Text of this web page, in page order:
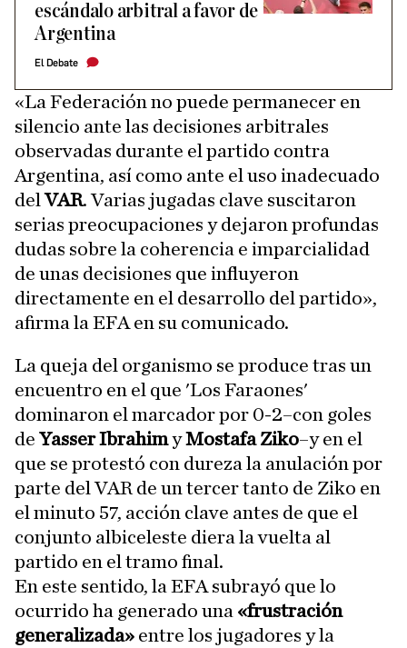
escándalo arbitral a favor de
Argentina
El Debate
«La Federación no puede permanecer en
silencio ante las decisiones arbitrales
observadas durante el partido contra
Argentina, así como ante el uso inadecuado
delVAR. Varias jugadas clave suscitaron
serias preocupaciones y dejaron profundas
dudas sobre la coherencia e imparcialidad
de unas decisiones que influyeron
directamente en el desarrollo del partido»,
afirma la EFA en su comunicado.
La queja del organismo se produce tras un
encuentro en el que 'Los Faraones'
dominaron el marcador por 0-2–con goles
de Yasser IbrahimyMostafa Ziko–y en el
que se protestó con dureza la anulación por
parte del VAR de un tercer tanto de Ziko en
el minuto 57, acción clave antes de que el
conjunto albiceleste diera la vuelta al
partido en el tramo final.
En este sentido, la EFA subrayó que lo
ocurrido ha generado una «frustración
generalizada» entre los jugadores y la